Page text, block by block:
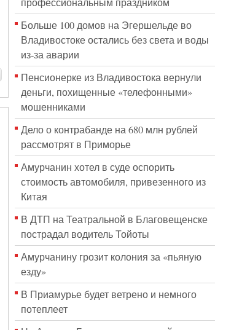
Больше 100 домов на Эгершельде во
Владивостоке остались без света и воды
из-за аварии
Пенсионерке из Владивостока вернули
деньги, похищенные «телефонными»
мошенниками
Дело о контрабанде на 680 млн рублей
рассмотрят в Приморье
Амурчанин хотел в суде оспорить
стоимость автомобиля, привезенного из
Китая
В ДТП на Театральной в Благовещенске
пострадал водитель Тойоты
Амурчанину грозит колония за «пьяную
езду»
В Приамурье будет ветрено и немного
потеплеет